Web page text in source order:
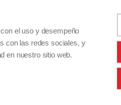
de asegurar el
que se desplieguen
el uso y desempeño
con las redes sociales, y
en nuestro sitio web.